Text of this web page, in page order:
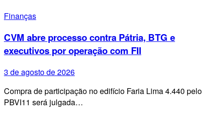
Finanças
CVM abre processo contra Pátria, BTG e
executivos por operação com FII
3 de agosto de 2026
Compra de participação no edifício Faria Lima 4.440 pelo
PBVI11 será julgada…